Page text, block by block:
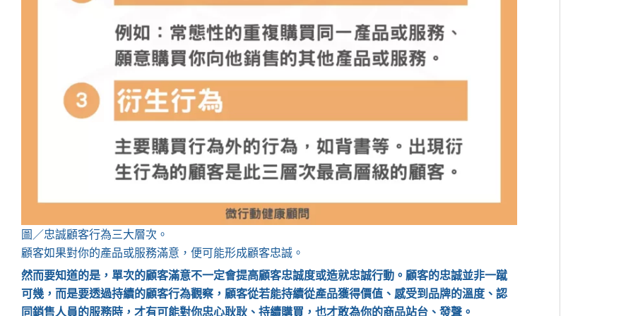
圖／忠誠顧客行為三大層次。
顧客如果對你的產品或服務滿意，便可能形成顧客忠誠。
然而要知道的是，單次的顧客滿意不一定會提高顧客忠誠度或造就忠誠行動。顧客的忠誠並非一蹴
可幾，而是要透過持續的顧客行為觀察，顧客從若能持續從產品獲得價值、感受到品牌的溫度、認
同銷售人員的服務時，才有可能對你忠心耿耿、持續購買，也才敢為你的商品站台、發聲。